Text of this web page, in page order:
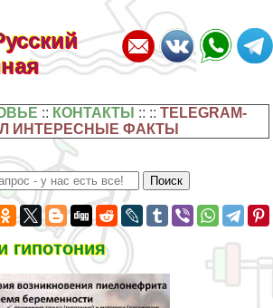
:: КОНТАКТЫ :: ::TELEGRAM-
ИНТЕРЕСНЫЕ ФАКТЫ
гипотония